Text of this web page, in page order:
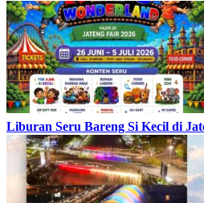
Liburan Seru Bareng Si Kecil di